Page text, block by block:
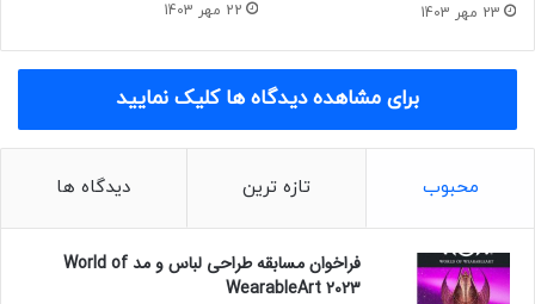
23 مهر 1403 22 مهر 1403
برای مشاهده دیدگاه ها کلیک نمایید
محبوب تازه ترین دیدگاه ها
فراخوان مسابقه طراحی لباس و مد World of
WearableArt 2023